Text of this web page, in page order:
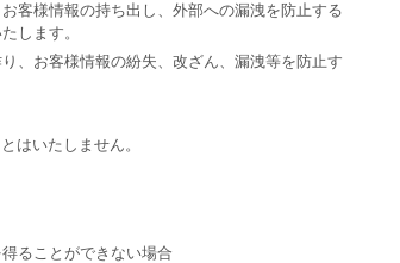
客様情報の持ち出し、外部への漏洩を防止する
します。
、お客様情報の紛失、改ざん、漏洩等を防止す
はいたしません。
ることができない場合